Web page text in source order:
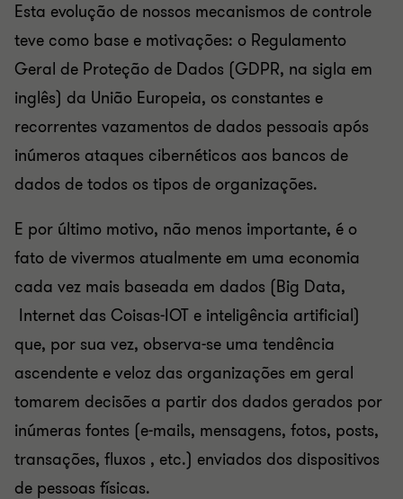
Esta evolução de nossos mecanismos de controle
teve como base e motivações: o Regulamento
Geral de Proteção de Dados (GDPR, na sigla em
inglês) da União Europeia, os constantes e
recorrentes vazamentos de dados pessoais após
inúmeros ataques cibernéticos aos bancos de
dados de todos os tipos de organizações.
E por último motivo, não menos importante, é o
fato de vivermos atualmente em uma economia
cada vez mais baseada em dados (Big Data,
Internet das Coisas-IOT e inteligência artificial)
que, por sua vez, observa-se uma tendência
ascendente e veloz das organizações em geral
tomarem decisões a partir dos dados gerados por
inúmeras fontes (e-mails, mensagens, fotos, posts,
transações, fluxos , etc.) enviados dos dispositivos
de pessoas físicas.